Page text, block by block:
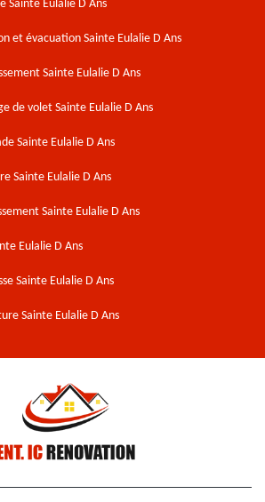
Sainte Eulalie D Ans
et évacuation Sainte Eulalie D Ans
Sainte Eulalie D Ans
de volet Sainte Eulalie D Ans
Sainte Eulalie D Ans
Sainte Eulalie D Ans
Sainte Eulalie D Ans
Eulalie D Ans
Sainte Eulalie D Ans
Sainte Eulalie D Ans